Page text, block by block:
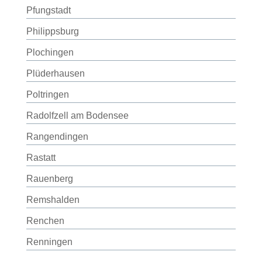
Pfungstadt
Philippsburg
Plochingen
Plüderhausen
Poltringen
Radolfzell am Bodensee
Rangendingen
Rastatt
Rauenberg
Remshalden
Renchen
Renningen